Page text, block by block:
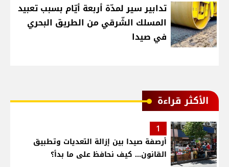
تدابير سير لمدّة أربعة أيّام بسبب تعبيد
المسلك الشّرقي من الطريق البحري
في صيدا
الأكثر قراءة
1
أرصفة صيدا بين إزالة التعديات وتطبيق
القانون... كيف نحافظ على ما بدأ؟